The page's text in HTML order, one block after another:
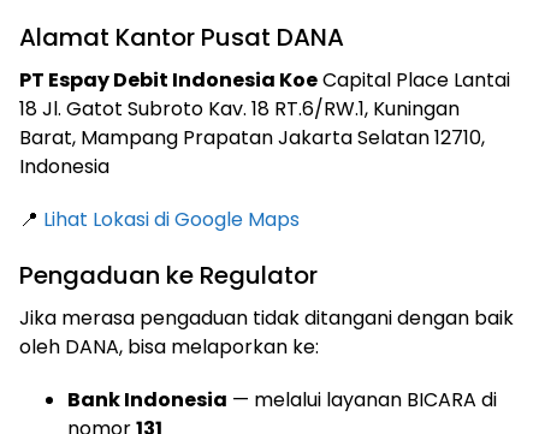
Alamat Kantor Pusat DANA
PT Espay Debit Indonesia KoeCapital Place Lantai
18 Jl. Gatot Subroto Kav. 18 RT.6/RW.1, Kuningan
Barat, Mampang Prapatan Jakarta Selatan 12710,
Indonesia
📍 Lihat Lokasi di Google Maps
Pengaduan ke Regulator
Jika merasa pengaduan tidak ditangani dengan baik
oleh DANA, bisa melaporkan ke:
Bank Indonesia — melalui layanan BICARA di
nomor131